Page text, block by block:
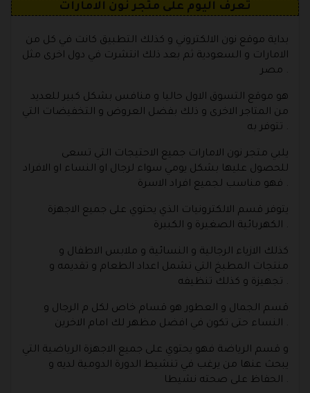
تعرف اليوم على متجر نون الامارات
بداية موقع نون الالكتروني و كذلك التطبيق كانت في كل من
الامارات و السعودية ثم بعد ذلك انتشرت في دول اخرى مثل
مصر .
هو موقع التسوق الاول حاليا و منافس بشكل كبير للعديد
من المتاجر الاخرى و ذلك بفضل العروض و التخفيضات التي
تتوفر به .
يلبي متجر نون الامارات جميع الاحتيجات التي تسعى
للحصول عليها بشكل يومي سواء لرجال او النساء او الافراد
فهو مناسب لجميع افراد الاسرة .
يتوفر قسم الالكترونيات الذي يحتوي على جميع الاجهزة
الكهربائية الصغيرة و الكبيرة .
كذلك الازياء الرجالية و النسائية و ملابس الاطفال و
منتجات المطبخ التي تشمل اعداد الطعام و تقديمه و
تجهيزة و كذلك تنظيفه .
قسم الجمال و العطور هو قسام خاص لكل م الرجال و
النساء حتى تكون في افضل مظهر لك امام الاخرين .
و قسم الرياضة فهو يحتوي على جميع الاجهزة الرياضية التي
يبحث عنها من يرغب في تنشيط الدورة الدومية لديه و
الحفاظ على صحته نشيطا .